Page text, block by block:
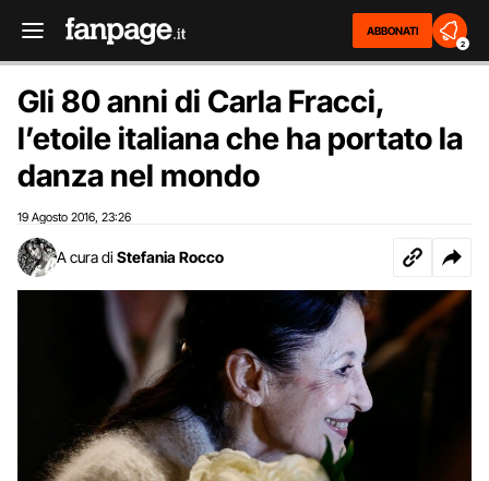
ABBONATI
2
Gli 80 anni di Carla Fracci,
l’etoile italiana che ha portato la
danza nel mondo
19 Agosto 2016 23:26
A cura di Stefania Rocco